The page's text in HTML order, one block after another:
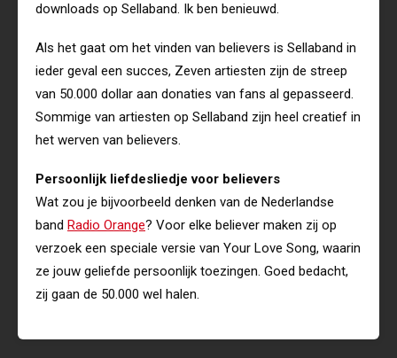
downloads op Sellaband. Ik ben benieuwd.
Als het gaat om het vinden van believers is Sellaband in
ieder geval een succes, Zeven artiesten zijn de streep
van 50.000 dollar aan donaties van fans al gepasseerd.
Sommige van artiesten op Sellaband zijn heel creatief in
het werven van believers.
Persoonlijk liefdesliedje voor believers
Wat zou je bijvoorbeeld denken van de Nederlandse
band Radio Orange? Voor elke believer maken zij op
verzoek een speciale versie van Your Love Song, waarin
ze jouw geliefde persoonlijk toezingen. Goed bedacht,
zij gaan de 50.000 wel halen.